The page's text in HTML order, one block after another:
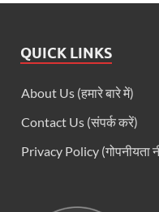
QUICK LINKS
About Us (हमारे बारे में)
Contact Us (संपर्क करें)
Privacy Policy (गोपनीयता